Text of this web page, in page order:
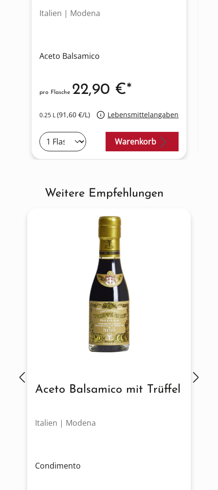
Italien | Modena
Aceto Balsamico
0.25 L(91,60 €/L) Lebensmittelangaben
pro Flasche 22,90 €*
Warenkorb
Produktgalerie überspringen
Weitere Empfehlungen
Aceto Balsamico mit Trüffel
Italien | Modena
Condimento